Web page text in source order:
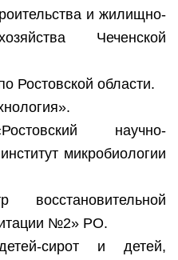
и жилищно-
Чеченской
Ростовской области.
научно-
микробиологии
№2» РО.
сирот и детей,